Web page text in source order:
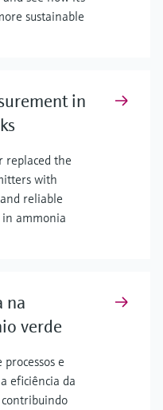
sustainable
in
replaced the
with
reliable
ammonia
na
verde
e
eficiência da